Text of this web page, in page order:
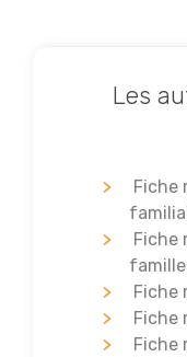
Les
Fiche
Fiche
Fiche
Fiche
Fiche